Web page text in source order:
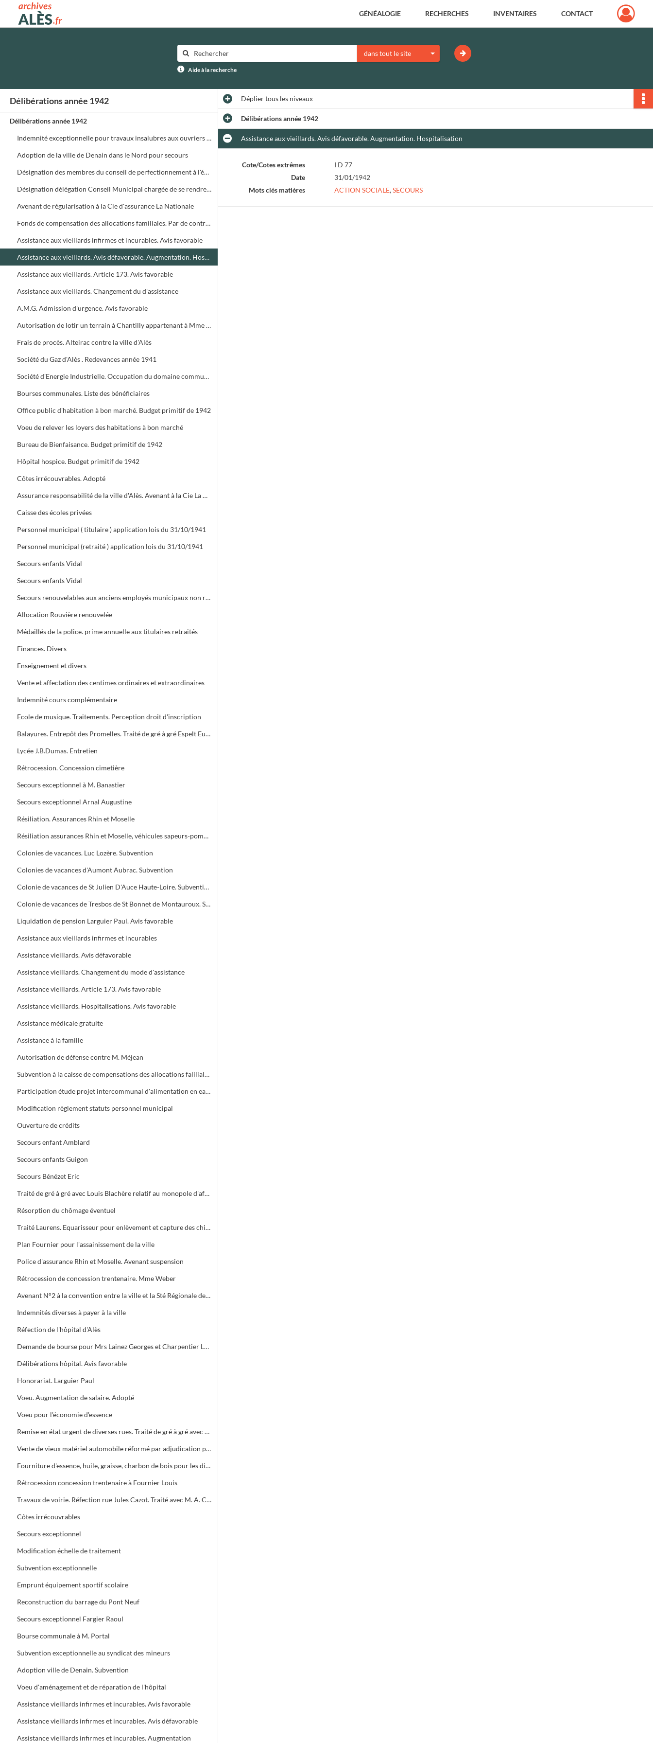
Archives municipales d'Alès GÉNÉALOGIE RECHERCHES INVENTAIRES CONTACT
dans tout le site
Aide à la recherche
Délibérations année 1942
Délibérations année 1942
Indemnité exceptionnelle pour travaux insalubres aux ouvriers de la voirie
Adoption de la ville de Denain dans le Nord pour secours
Désignation des membres du conseil de perfectionnement à l'école pratique
Désignation délégation Conseil Municipal chargée de se rendre à Vichy pour audience relative à la construction du nouvel hôpital
Avenant de régularisation à la Cie d'assurance La Nationale
Fonds de compensation des allocations familiales. Par de contribution de la commune
Assistance aux vieillards infirmes et incurables. Avis favorable
Assistance aux vieillards. Avis défavorable. Augmentation. Hospitalisation
Assistance aux vieillards. Article 173. Avis favorable
Assistance aux vieillards. Changement du d'assistance
A.M.G. Admission d'urgence. Avis favorable
Autorisation de lotir un terrain à Chantilly appartenant à Mme Vve Martin
Frais de procès. Alteirac contre la ville d'Alès
Société du Gaz d'Alès . Redevances année 1941
Société d'Energie Industrielle. Occupation du domaine communal, année 1942
Bourses communales. Liste des bénéficiaires
Office public d'habitation à bon marché. Budget primitif de 1942
Voeu de relever les loyers des habitations à bon marché
Bureau de Bienfaisance. Budget primitif de 1942
Hôpital hospice. Budget primitif de 1942
Côtes irrécouvrables. Adopté
Assurance responsabilité de la ville d'Alès. Avenant à la Cie La Providence
Caisse des écoles privées
Personnel municipal ( titulaire ) application lois du 31/10/1941
Personnel municipal (retraité ) application lois du 31/10/1941
Secours enfants Vidal
Secours enfants Vidal
Secours renouvelables aux anciens employés municipaux non retraités pour l'exercice 1942.
Allocation Rouvière renouvelée
Médaillés de la police. prime annuelle aux titulaires retraités
Finances. Divers
Enseignement et divers
Vente et affectation des centimes ordinaires et extraordinaires
Indemnité cours complémentaire
Ecole de musique. Traitements. Perception droit d'inscription
Balayures. Entrepôt des Promelles. Traité de gré à gré Espelt Eugène Lunel
Lycée J.B.Dumas. Entretien
Rétrocession. Concession cimetière
Secours exceptionnel à M. Banastier
Secours exceptionnel Arnal Augustine
Résiliation. Assurances Rhin et Moselle
Résiliation assurances Rhin et Moselle, véhicules sapeurs-pompiers
Colonies de vacances. Luc Lozère. Subvention
Colonies de vacances d'Aumont Aubrac. Subvention
Colonie de vacances de St Julien D'Auce Haute-Loire. Subvention
Colonie de vacances de Tresbos de St Bonnet de Montauroux. Subvention
Liquidation de pension Larguier Paul. Avis favorable
Assistance aux vieillards infirmes et incurables
Assistance vieillards. Avis défavorable
Assistance vieillards. Changement du mode d'assistance
Assistance vieillards. Article 173. Avis favorable
Assistance vieillards. Hospitalisations. Avis favorable
Assistance médicale gratuite
Assistance à la famille
Autorisation de défense contre M. Méjean
Subvention à la caisse de compensations des allocations faliliales de la région alésienne
Participation étude projet intercommunal d'alimentation en eau potable région Est d'Alès
Modification règlement statuts personnel municipal
Ouverture de crédits
Secours enfant Amblard
Secours enfants Guigon
Secours Bénézet Eric
Traité de gré à gré avec Louis Blachère relatif au monopole d'affichage
Résorption du chômage éventuel
Traité Laurens. Equarisseur pour enlèvement et capture des chiens
Plan Fournier pour l'assainissement de la ville
Police d'assurance Rhin et Moselle. Avenant suspension
Rétrocession de concession trentenaire. Mme Weber
Avenant N°2 à la convention entre la ville et la Sté Régionale de distribution d'eau
Indemnités diverses à payer à la ville
Réfection de l'hôpital d'Alès
Demande de bourse pour Mrs Lainez Georges et Charpentier Louis
Délibérations hôpital. Avis favorable
Honorariat. Larguier Paul
Voeu. Augmentation de salaire. Adopté
Voeu pour l'économie d'essence
Remise en état urgent de diverses rues. Traité de gré à gré avec M. A. Crégut
Vente de vieux matériel automobile réformé par adjudication publique
Fourniture d'essence, huile, graisse, charbon de bois pour les divers services municipaux
Rétrocession concession trentenaire à Fournier Louis
Travaux de voirie. Réfection rue Jules Cazot. Traité avec M. A. Crégut
Côtes irrécouvrables
Secours exceptionnel
Modification échelle de traitement
Subvention exceptionnelle
Emprunt équipement sportif scolaire
Reconstruction du barrage du Pont Neuf
Secours exceptionnel Fargier Raoul
Bourse communale à M. Portal
Subvention exceptionnelle au syndicat des mineurs
Adoption ville de Denain. Subvention
Voeu d'aménagement et de réparation de l'hôpital
Assistance vieillards infirmes et incurables. Avis favorable
Assistance vieillards infirmes et incurables. Avis défavorable
Assistance vieillards infirmes et incurables. Augmentation
Dépliertous les niveaux
Délibérations année 1942
Assistance aux vieillards. Avis défavorable. Augmentation. Hospitalisation
Cote/Cotes extrêmes
I D 77
Date
31/01/1942
Mots clés matières
ACTION SOCIALE,SECOURS